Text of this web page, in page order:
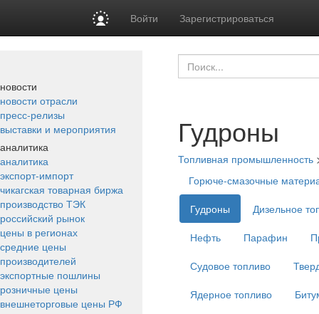
Войти Зарегистрироваться
новости
новости отрасли
пресс-релизы
выставки и мероприятия
аналитика
аналитика
экспорт-импорт
чикагская товарная биржа
производство ТЭК
российский рынок
цены в регионах
средние цены
производителей
экспортные пошлины
розничные цены
внешнеторговые цены РФ
Гудроны
Топливная промышленность
Горюче-смазочные
Гудроны
Дизельное
Нефть
Парафин
Судовое топливо
Ядерное топливо